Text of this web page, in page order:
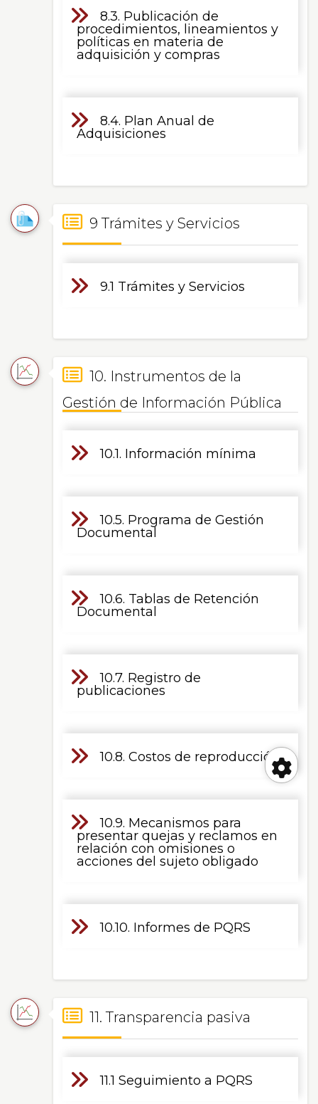
de
8.3. Publicación de
procedimientos, lineamientos y
políticas en materia de
adquisición y compras
8.4. Plan Anual de
Adquisiciones
9 Trámites y Servicios
9.1 Trámites y Servicios
10. Instrumentos de la
Gestión de Información Pública
10.1. Información mínima
10.5. Programa de Gestión
Documental
10.6. Tablas de Retención
Documental
10.7. Registro de
publicaciones
10.8. Costos de reproducción
10.9. Mecanismos para
presentar quejas y reclamos en
relación con omisiones o
acciones del sujeto obligado
10.10. Informes de PQRS
11. Transparencia pasiva
11.1 Seguimiento a PQRS